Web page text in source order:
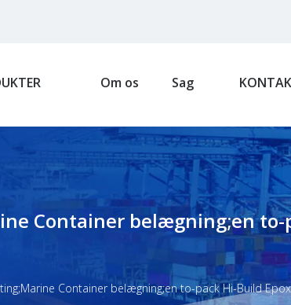
Om os Sag
Container belægning;en
Container belægning;en to-pack Hi-Build